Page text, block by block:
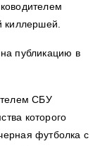
киллершей.
публикацию в
СБУ
которого
футболка с